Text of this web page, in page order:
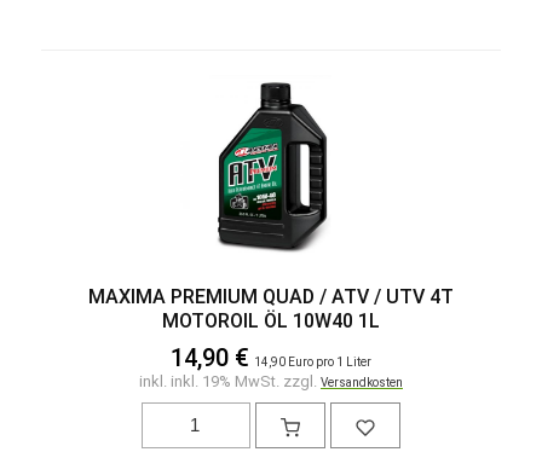
MAXIMA PREMIUM QUAD / ATV / UTV 4T
MOTOROIL ÖL 10W40 1L
14,90 € 14,90 Euro pro 1 Liter
inkl. inkl. 19% MwSt. zzgl. Versandkosten